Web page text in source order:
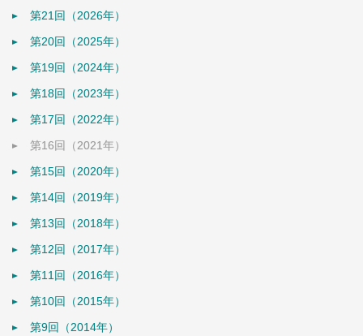
第21回（2026年）
第20回（2025年）
第19回（2024年）
第18回（2023年）
第17回（2022年）
第16回（2021年）
第15回（2020年）
第14回（2019年）
第13回（2018年）
第12回（2017年）
第11回（2016年）
第10回（2015年）
第9回（2014年）